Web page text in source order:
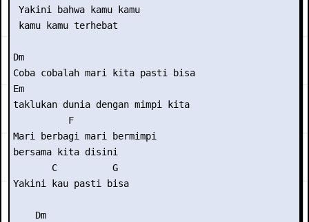
Yakini bahwa kamu kamu
kamu kamu terhebat
Dm
Coba cobalah mari kita pasti bisa
Em
taklukan dunia dengan mimpi kita
          F
Mari berbagi mari bermimpi
bersama kita disini
       C          G
Yakini kau pasti bisa
    Dm